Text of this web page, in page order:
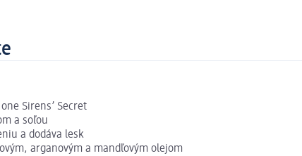
Sirens’ Secret
a soľou
a dodáva lesk
arganovým a mandľovým olejom